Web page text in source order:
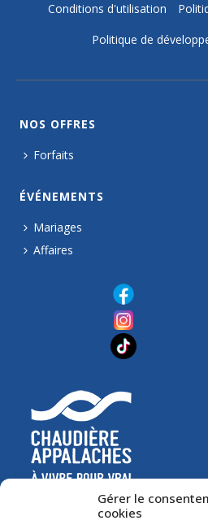
Gérer le
cookies
Conditions d'utilisation
Politique de
NOS OFFRES
Forfaits
ÉVÉNEMENTS
Mariages
Affaires